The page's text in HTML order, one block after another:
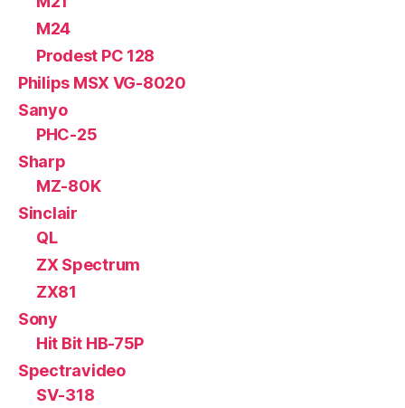
M24
Prodest PC 128
Philips MSX VG-8020
Sanyo
PHC-25
Sharp
MZ-80K
Sinclair
QL
ZX Spectrum
ZX81
Sony
Hit Bit HB-75P
Spectravideo
SV-318